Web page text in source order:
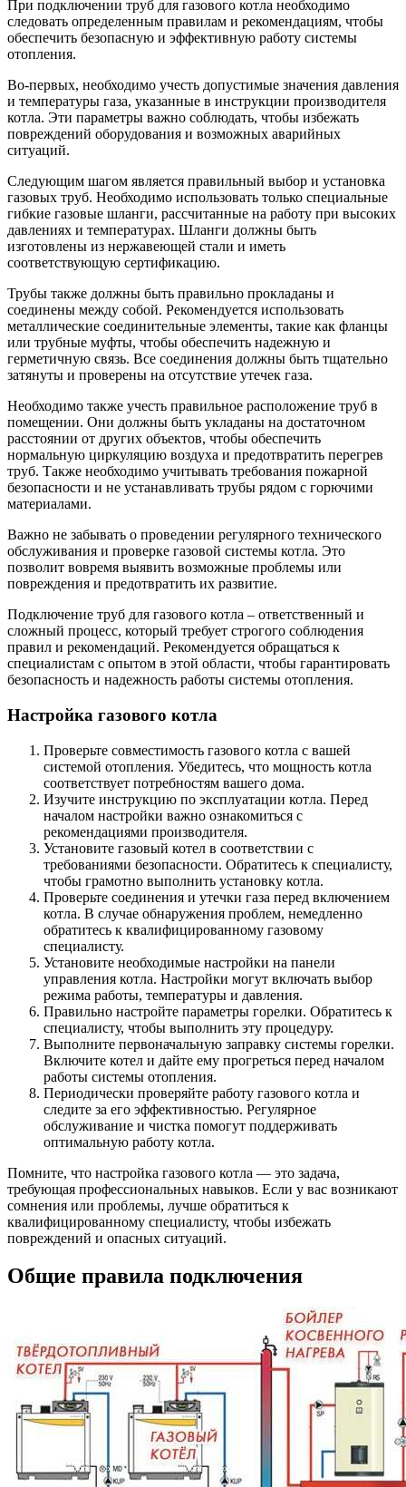
При подключении труб для газового котла необходимо
следовать определенным правилам и рекомендациям, чтобы
обеспечить безопасную и эффективную работу системы
отопления.
Во-первых, необходимо учесть допустимые значения давления
и температуры газа, указанные в инструкции производителя
котла. Эти параметры важно соблюдать, чтобы избежать
повреждений оборудования и возможных аварийных
ситуаций.
Следующим шагом является правильный выбор и установка
газовых труб. Необходимо использовать только специальные
гибкие газовые шланги, рассчитанные на работу при высоких
давлениях и температурах. Шланги должны быть
изготовлены из нержавеющей стали и иметь
соответствующую сертификацию.
Трубы также должны быть правильно прокладаны и
соединены между собой. Рекомендуется использовать
металлические соединительные элементы, такие как фланцы
или трубные муфты, чтобы обеспечить надежную и
герметичную связь. Все соединения должны быть тщательно
затянуты и проверены на отсутствие утечек газа.
Необходимо также учесть правильное расположение труб в
помещении. Они должны быть укладаны на достаточном
расстоянии от других объектов, чтобы обеспечить
нормальную циркуляцию воздуха и предотвратить перегрев
труб. Также необходимо учитывать требования пожарной
безопасности и не устанавливать трубы рядом с горючими
материалами.
Важно не забывать о проведении регулярного технического
обслуживания и проверке газовой системы котла. Это
позволит вовремя выявить возможные проблемы или
повреждения и предотвратить их развитие.
Подключение труб для газового котла – ответственный и
сложный процесс, который требует строгого соблюдения
правил и рекомендаций. Рекомендуется обращаться к
специалистам с опытом в этой области, чтобы гарантировать
безопасность и надежность работы системы отопления.
Настройка газового котла
Проверьте совместимость газового котла с вашей
системой отопления. Убедитесь, что мощность котла
соответствует потребностям вашего дома.
Изучите инструкцию по эксплуатации котла. Перед
началом настройки важно ознакомиться с
рекомендациями производителя.
Установите газовый котел в соответствии с
требованиями безопасности. Обратитесь к специалисту,
чтобы грамотно выполнить установку котла.
Проверьте соединения и утечки газа перед включением
котла. В случае обнаружения проблем, немедленно
обратитесь к квалифицированному газовому
специалисту.
Установите необходимые настройки на панели
управления котла. Настройки могут включать выбор
режима работы, температуры и давления.
Правильно настройте параметры горелки. Обратитесь к
специалисту, чтобы выполнить эту процедуру.
Выполните первоначальную заправку системы горелки.
Включите котел и дайте ему прогреться перед началом
работы системы отопления.
Периодически проверяйте работу газового котла и
следите за его эффективностью. Регулярное
обслуживание и чистка помогут поддерживать
оптимальную работу котла.
Помните, что настройка газового котла — это задача,
требующая профессиональных навыков. Если у вас возникают
сомнения или проблемы, лучше обратиться к
квалифицированному специалисту, чтобы избежать
повреждений и опасных ситуаций.
Общие правила подключения